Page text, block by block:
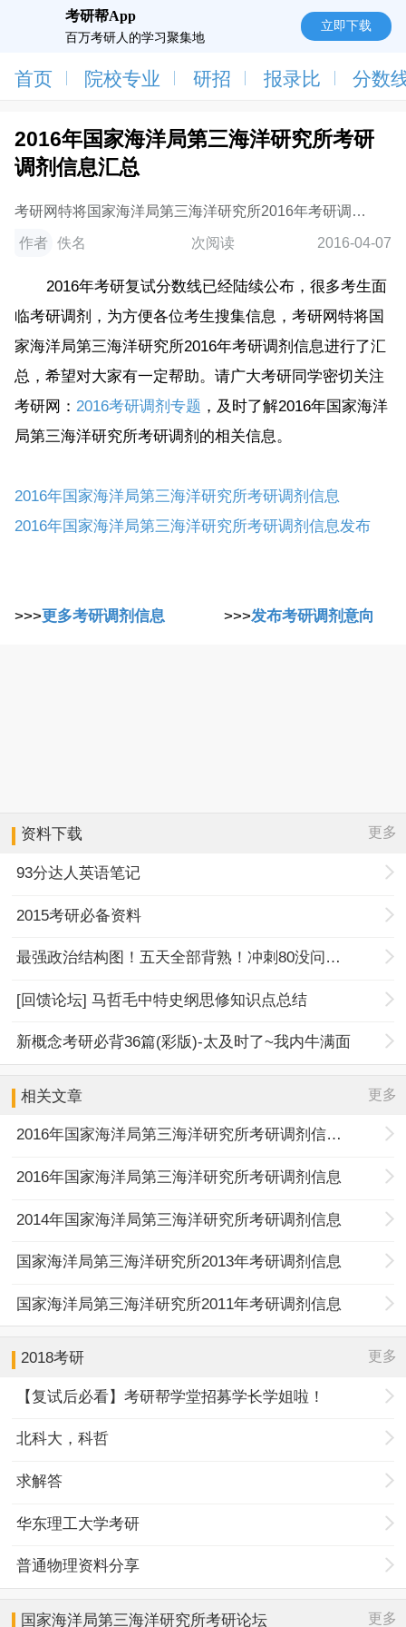
考研帮App
百万考研人的学习聚集地
立即下载
首页 院校专业 研招 报录比 分数
2016年国家海洋局第三海洋研究所考研
调剂信息汇总
考研网特将国家海洋局第三海洋研究所2016年考研调剂
信息进行了汇总，希望对大家有一定帮助。
作者 佚名 次阅读 2016-04-07
2016年考研复试分数线已经陆续公布，很多考生面
临考研调剂，为方便各位考生搜集信息，考研网特将国
家海洋局第三海洋研究所2016年考研调剂信息进行了汇
总，希望对大家有一定帮助。请广大考研同学密切关注
考研网： 2016考研调剂专题 ，及时了解2016年国家海洋
局第三海洋研究所考研调剂的相关信息。
2016年国家海洋局第三海洋研究所考研调剂信息
2016年国家海洋局第三海洋研究所考研调剂信息发布
>>>更多考研调剂信息 >>>发布考研调剂意向
资料下载 更多
93分达人英语笔记
2015考研必备资料
最强政治结构图！五天全部背熟！冲刺80没问题！
[回馈论坛] 马哲毛中特史纲思修知识点总结
新概念考研必背36篇(彩版)-太及时了~我内牛满面
相关文章 更多
2016年国家海洋局第三海洋研究所考研调剂信息发布
2016年国家海洋局第三海洋研究所考研调剂信息
2014年国家海洋局第三海洋研究所考研调剂信息
国家海洋局第三海洋研究所2013年考研调剂信息
国家海洋局第三海洋研究所2011年考研调剂信息
2018考研 更多
【复试后必看】考研帮学堂招募学长学姐啦！
北科大，科哲
求解答
华东理工大学考研
普通物理资料分享
国家海洋局第三海洋研究所考研论坛 更多